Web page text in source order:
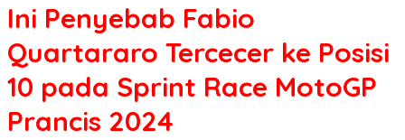
Ini Penyebab Fabio
Quartararo Tercecer ke Posisi
10 pada Sprint Race MotoGP
Prancis 2024